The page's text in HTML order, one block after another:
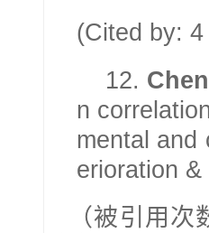
(Cited by:
12.
n
mental and
erioration
（被引用次